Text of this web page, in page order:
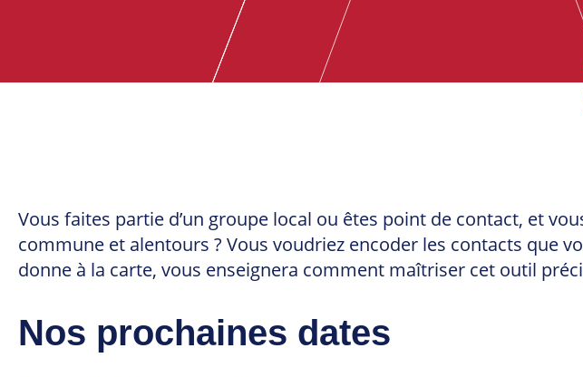
Vous faites partie d’un groupe local ou êtes point de contact, et
commune et alentours ? Vous voudriez encoder les contacts que
donne à la carte, vous enseignera comment maîtriser cet outil
Nos prochaines dates